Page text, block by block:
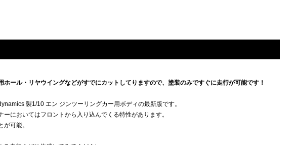
ール・リヤウイングなどがすでにカットしてりますので、塗装のみですぐに走行が可能です！
製1/10 エン ジンツーリングカー用ボディの最新版です。
においてはフロントから入り込んでくる特性があります。
可能。